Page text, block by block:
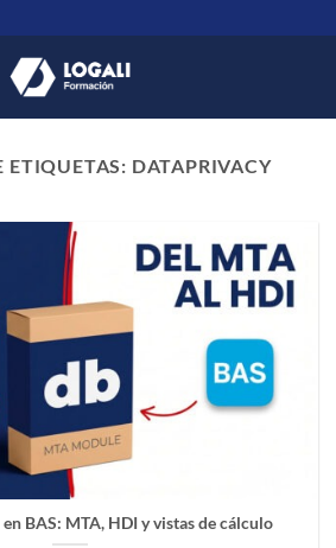
ETIQUETAS: DATAPRIVACY
BAS: MTA, HDI y vistas de cálculo